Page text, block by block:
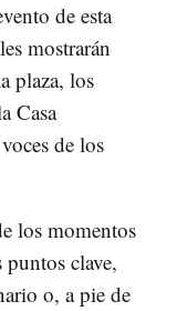
de esta
mostrarán
plaza, los
Casa
de los
los momentos
puntos clave,
o, a pie de